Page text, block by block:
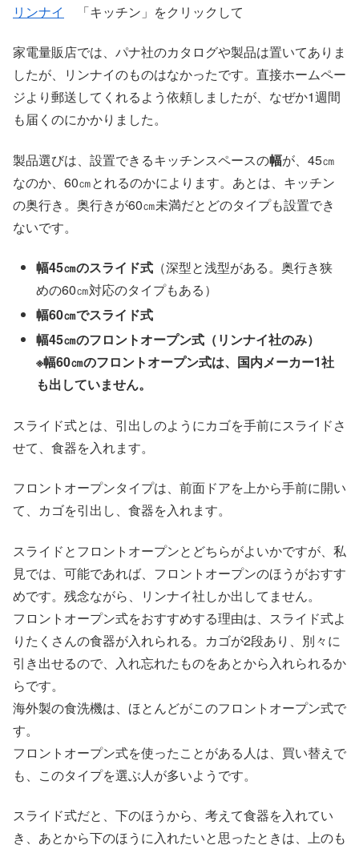
リンナイ 「キッチン」をクリックして
家電量販店では、パナ社のカタログや製品は置いてありま
したが、リンナイのものはなかったです。直接ホームペー
ジより郵送してくれるよう依頼しましたが、なぜか1週間
も届くのにかかりました。
製品選びは、設置できるキッチンスペースの幅が、45㎝
なのか、60㎝とれるのかによります。あとは、キッチン
の奥行き。奥行きが60㎝未満だとどのタイプも設置でき
ないです。
幅45㎝のスライド式 （深型と浅型がある。奥行き狭
めの60㎝対応のタイプもある）
幅60㎝でスライド式
幅45㎝のフロントオープン式（リンナイ社のみ）
※幅60㎝のフロントオープン式は、国内メーカー1社
も出していません。
スライド式とは、引出しのようにカゴを手前にスライドさ
せて、食器を入れます。
フロントオープンタイプは、前面ドアを上から手前に開い
て、カゴを引出し、食器を入れます。
スライドとフロントオープンとどちらがよいかですが、私
見では、可能であれば、フロントオープンのほうがおすす
めです。残念ながら、リンナイ社しか出してません。
フロントオープン式をおすすめする理由は、スライド式よ
りたくさんの食器が入れられる。カゴが2段あり、別々に
引き出せるので、入れ忘れたものをあとから入れられるか
らです。
海外製の食洗機は、ほとんどがこのフロントオープン式で
す。
フロントオープン式を使ったことがある人は、買い替えで
も、このタイプを選ぶ人が多いようです。
スライド式だと、下のほうから、考えて食器を入れてい
き、あとから下のほうに入れたいと思ったときは、上のも